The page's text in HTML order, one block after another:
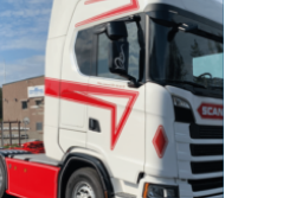
genomtänkt kan
produkten tillverkas,
kontrolleras och
underhållas ...